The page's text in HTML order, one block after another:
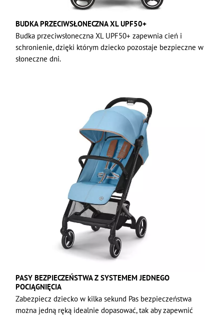
BUDKA PRZECIWSŁONECZNA XL UPF50+
Budka przeciwsłoneczna XL UPF50+ zapewnia cień i
schronienie, dzięki którym dziecko pozostaje bezpieczne w
słoneczne dni.
PASY BEZPIECZEŃSTWA Z SYSTEMEM JEDNEGO
POCIĄGNIĘCIA
Zabezpiecz dziecko w kilka sekund Pas bezpieczeństwa
można jedną ręką idealnie dopasować, tak aby zapewnić